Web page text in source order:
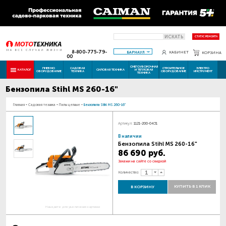
ИСКАТЬ СТАТУС РЕМОНТА
8-800-775-79-
00
БАРНАУЛ КАБИНЕТ КОРЗИНА
КАТАЛОГ ПНЕВМО
ОБОРУДОВАНИЕ
САДОВАЯ
ТЕХНИКА СИЛОВАЯ ТЕХНИКА
СНЕГОУБОРОЧНАЯ
И ТЕПЛОВАЯ
ТЕХНИКА
СТРОИТЕЛЬНОЕ
ОБОРУДОВАНИЕ
ЭЛЕКТРО
ИНСТРУМЕНТ
Бензопила Stihl MS 260-16"
Главная - Садовая техника - Пилы цепные - Бензопила Stihl MS 260-16"
Наведите для увеличения картинки
Артикул: 1121-200-0431
В наличии
Бензопила Stihl MS 260-16"
86 690 руб.
Закажи на сайте со скидкой
Количество:
В КОРЗИНУ КУПИТЬ В 1 КЛИК